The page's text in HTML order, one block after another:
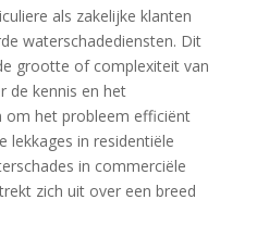
als zakelijke klanten
waterschadediensten.​ Dit
grootte of complexiteit van
de kennis en het
om het probleem efficiënt
lekkages in residentiële
in commerciële
zich uit over een breed